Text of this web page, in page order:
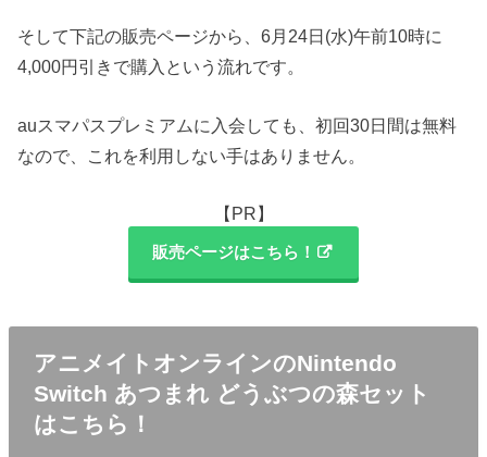
そして下記の販売ページから、6月24日(水)午前10時に
4,000円引きで購入という流れです。
auスマパスプレミアムに入会しても、初回30日間は無料
なので、これを利用しない手はありません。
【PR】
販売ページはこちら！
アニメイトオンラインのNintendo
Switch あつまれ どうぶつの森セット
はこちら！